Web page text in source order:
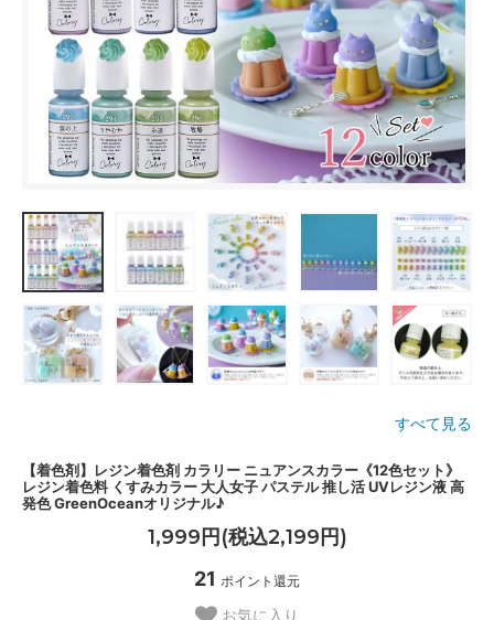
すべて見る
【着色剤】レジン着色剤 カラリー ニュアンスカラー《12色セット》
レジン着色料 くすみカラー 大人女子 パステル 推し活 UVレジン液 高
発色 GreenOceanオリジナル♪
1,999円(税込2,199円)
21 ポイント還元
お気に入り